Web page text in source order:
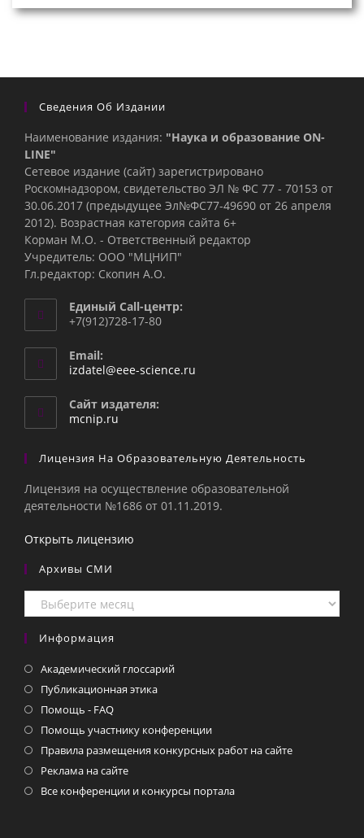
Сведения Об Издании
Наименование издания: "Наука и образование ON-
LINE"
Сетевое издание (сайт) зарегистрировано
Роскомнадзором, свидетельство ЭЛ № ФС 77 - 70153 от
30.06.2017 (предыдущее Эл№ФC77-49690 от 26 апреля
2012). Возрастная категория сайта 6+
Корман М.О. - Ответственный редактор
Учредитель: ООО "МЦНИП"
Гл.редактор: Скопин А.О.
Единый Call-центр:
+7(912)728-17-80
Email:
izdatel@eee-science.ru
Сайт издателя:
mcnip.ru
Лицензия На Образовательную Деятельность
Лицензия на осуществление образовательной
деятельности №1686 от 01.11.2019.
Открыть лицензию
Архивы СМИ
Архивы
СМИ
Информация
Академический глоссарий
Публикационная этика
Помощь - FAQ
Помощь участнику конференции
Правила размещения конкурсных работ на сайте
Реклама на сайте
Все конференции и конкурсы портала